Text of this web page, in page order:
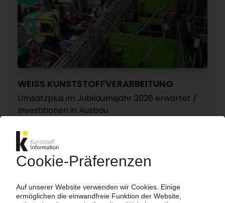
WEISS KUNSTSTOFFVERARBEITUNG
Umsatzplus im Jubiläumsjahr 2026 erwartet /
Investitionen in Ausbau